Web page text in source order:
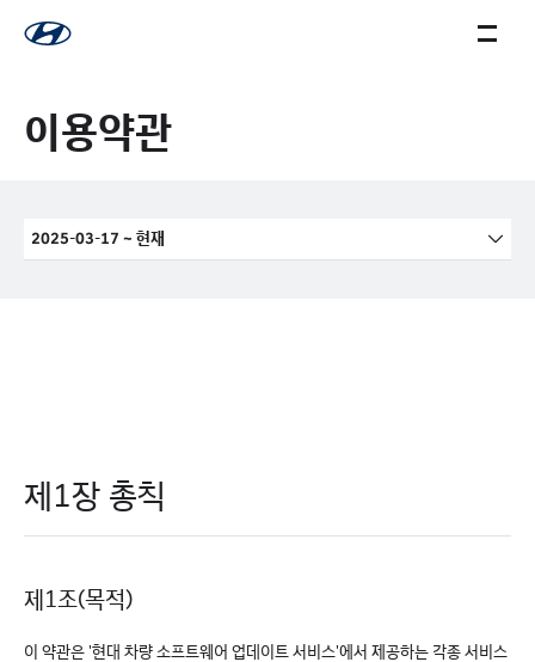
이용약관
2025-03-17 ~ 현재
제1장 총칙
제1조(목적)
이 약관은 '현대 차량 소프트웨어 업데이트 서비스'에서 제공하는 각종 서비스